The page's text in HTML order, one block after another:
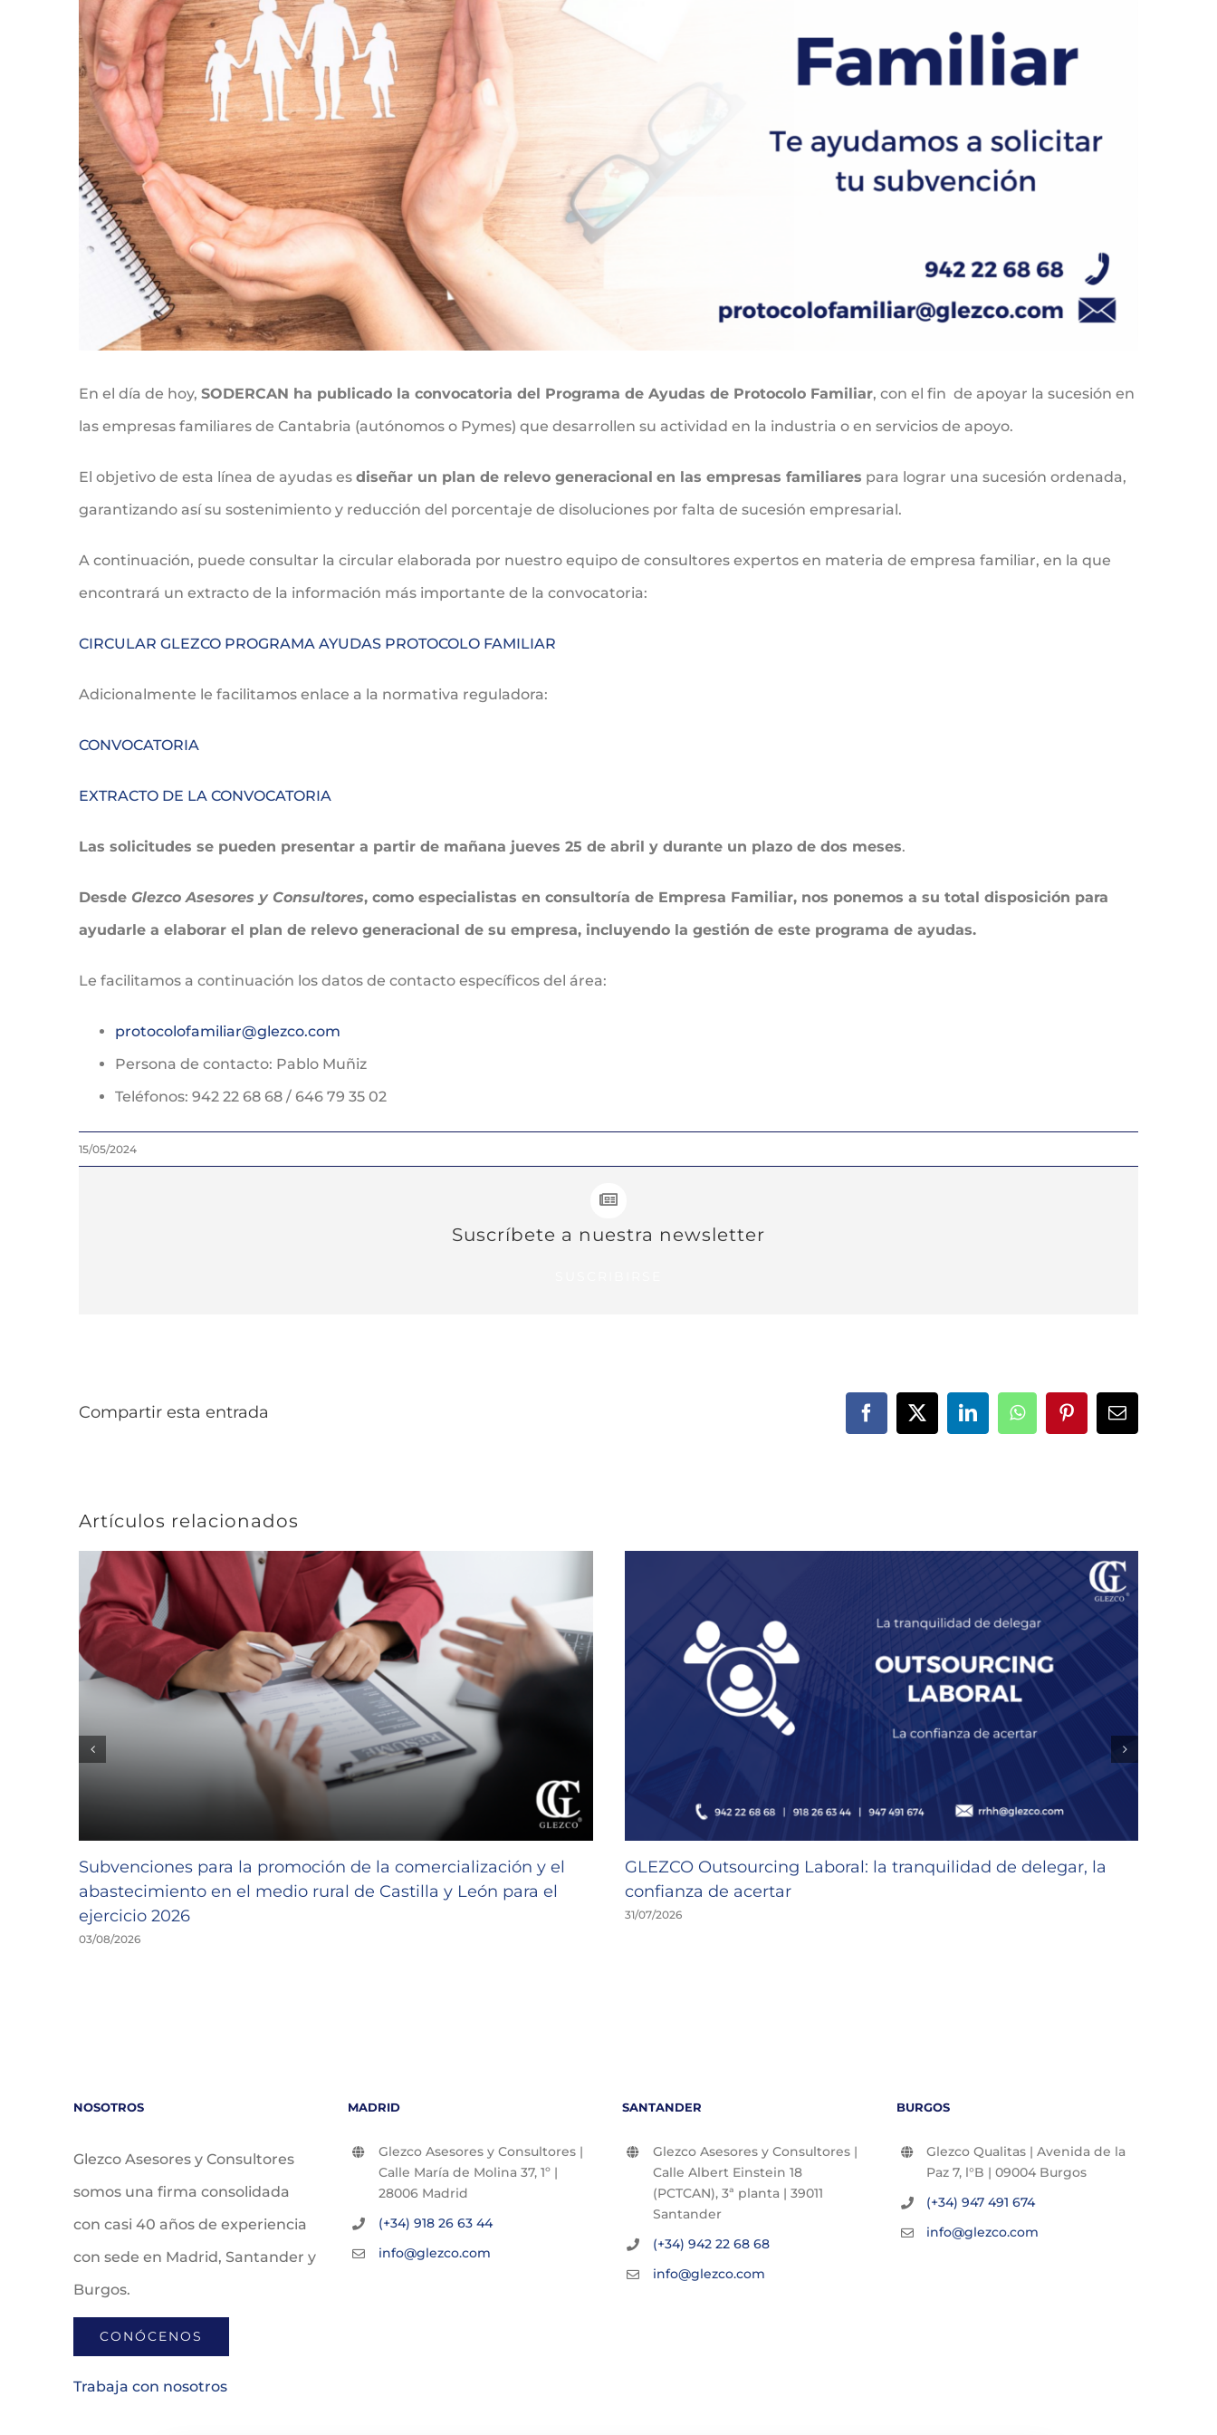
En el día de hoy, SODERCAN ha publicado la convocatoria del Programa de Ayudas de Protocolo Familiar, con el fin de apoyar la sucesión en
las empresas familiares de Cantabria (autónomos o Pymes) que desarrollen su actividad en la industria o en servicios de apoyo.
El objetivo de esta línea de ayudas es diseñar un plan de relevo generacional en las empresas familiares para lograr una sucesión ordenada,
garantizando así su sostenimiento y reducción del porcentaje de disoluciones por falta de sucesión empresarial.
A continuación, puede consultar la circular elaborada por nuestro equipo de consultores expertos en materia de empresa familiar, en la que
encontrará un extracto de la información más importante de la convocatoria:
CIRCULAR GLEZCO PROGRAMA AYUDAS PROTOCOLO FAMILIAR
Adicionalmente le facilitamos enlace a la normativa reguladora:
CONVOCATORIA
EXTRACTO DE LA CONVOCATORIA
Las solicitudes se pueden presentar a partir de mañana jueves 25 de abril y durante un plazo de dos meses.
Desde Glezco Asesores y Consultores, como especialistas en consultoría de Empresa Familiar, nos ponemos a su total disposición para
ayudarle a elaborar el plan de relevo generacional de su empresa, incluyendo la gestión de este programa de ayudas.
Le facilitamos a continuación los datos de contacto específicos del área:
protocolofamiliar@glezco.com
Persona de contacto: Pablo Muñiz
Teléfonos: 942 22 68 68 / 646 79 35 02
15/05/2024
Suscríbete a nuestra newsletter
Compartir esta entrada Facebook
X LinkedInWhatsAppPinterestCorreo
electrónico
Artículos relacionados
Subvenciones para la promoción de la comercialización y el
abastecimiento en el medio rural de Castilla y León para el
ejercicio 2026
03/08/2026
GLEZCO Outsourcing Laboral: la tranquilidad de delegar, la
confianza de acertar
31/07/2026
NOSOTROS
Glezco Asesores y Consultores
somos una firma consolidada
con casi 40 años de experiencia
con sede en Madrid, Santander y
Burgos.
CONÓCENOS
Trabaja con nosotros
MADRID
Glezco Asesores y Consultores |
Calle María de Molina 37, 1º |
28006 Madrid
(+34) 918 26 63 44
info@glezco.com
SANTANDER
Glezco Asesores y Consultores |
Calle Albert Einstein 18
(PCTCAN), 3ª planta | 39011
Santander
(+34) 942 22 68 68
info@glezco.com
BURGOS
Glezco Qualitas | Avenida de la
Paz 7, l°B | 09004 Burgos
(+34) 947 491 674
info@glezco.com